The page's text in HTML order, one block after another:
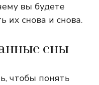
вы будете
их снова и снова.
сны
чтобы понять